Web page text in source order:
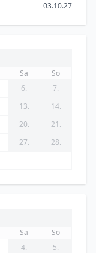
03.10.27
Sa
So
6.
7.
13.
14.
20.
21.
27.
28.
Sa
So
4.
5.